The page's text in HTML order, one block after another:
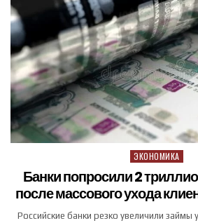
Posted in
ЭКОНОМИКА
Банки попросили 2
после массового ухода
Российские банки резко увеличили